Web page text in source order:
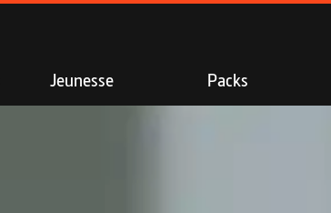
Jeunesse Packs